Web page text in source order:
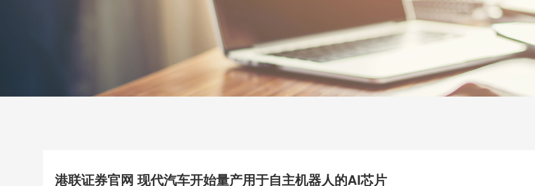
港联证券官网 现代汽车开始量产用于自主机器人的AI芯片